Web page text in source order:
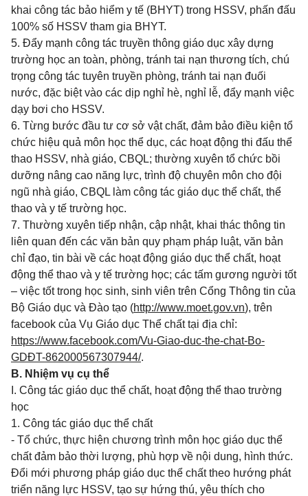
khai công tác bảo hiểm y tế (BHYT) trong HSSV, phấn đấu
100% số HSSV tham gia BHYT.
5. Đẩy mạnh công tác truyền thông giáo dục xây dựng
trường học an toàn, phòng, tránh tai nạn thương tích, chú
trọng công tác tuyên truyền phòng, tránh tai nạn đuối
nước, đặc biệt vào các dịp nghỉ hè, nghỉ lễ, đẩy mạnh việc
dạy bơi cho HSSV.
6. Từng bước đầu tư cơ sở vật chất, đảm bảo điều kiện tổ
chức hiệu quả môn học thể dục, các hoạt động thi đấu thể
thao HSSV, nhà giáo, CBQL; thường xuyên tổ chức bồi
dưỡng nâng cao năng lực, trình độ chuyên môn cho đội
ngũ nhà giáo, CBQL làm công tác giáo dục thể chất, thể
thao và y tế trường học.
7. Thường xuyên tiếp nhận, cập nhật, khai thác thông tin
liên quan đến các văn bản quy phạm pháp luật, văn bản
chỉ đạo, tin bài về các hoạt động giáo dục thể chất, hoạt
động thể thao và y tế trường học; các tấm gương người tốt
– việc tốt trong học sinh, sinh viên trên Cổng Thông tin của
Bộ Giáo dục và Đào tạo (http://www.moet.gov.vn), trên
facebook của Vụ Giáo dục Thể chất tại địa chỉ:
https://www.facebook.com/Vu-Giao-duc-the-chat-Bo-
GDĐT-862000567307944/.
B. Nhiệm vụ cụ thể
I. Công tác giáo dục thể chất, hoạt động thể thao trường
học
1. Công tác giáo dục thể chất
- Tổ chức, thực hiện chương trình môn học giáo dục thể
chất đảm bảo thời lượng, phù hợp về nội dung, hình thức.
Đổi mới phương pháp giáo dục thể chất theo hướng phát
triển năng lực HSSV, tạo sự hứng thú, yêu thích cho